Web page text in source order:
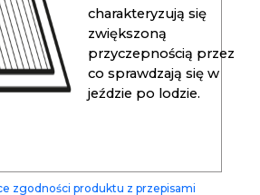
charakteryzują się
zwiększoną
przyczepnością przez
co sprawdzają się w
jeździe po lodzie.
zgodności produktu z przepisami